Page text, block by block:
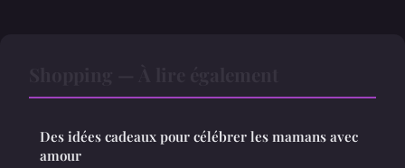
Des idées cadeaux pour célébrer les mamans avec
amour